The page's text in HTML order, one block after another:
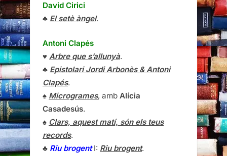
David Cirici
♣ El setè àngel.
Antoni Clapés
♥ Arbre que s’allunyà.
♣ Epistolari Jordi Arbonès & Antoni
Clapés.
♠ Microgrames, amb Alícia
Casadesús.
♠ Clars, aquest matí, són els teus
records.
♣ Riu brogentI: Riu brogent.